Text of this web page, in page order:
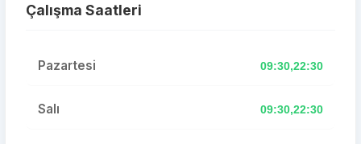
Çalışma Saatleri
Pazartesi 09:30,22:30
Salı 09:30,22:30